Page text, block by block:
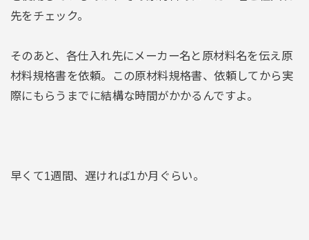
先をチェック。
そのあと、各仕入れ先にメーカー名と原材料名を伝え原
材料規格書を依頼。この原材料規格書、依頼してから実
際にもらうまでに結構な時間がかかるんですよ。
早くて1週間、遅ければ1か月ぐらい。